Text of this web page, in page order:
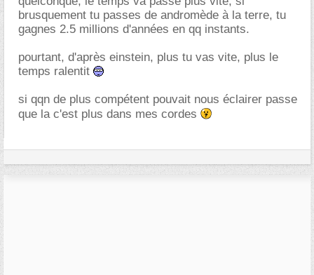
brusquement tu passes de andromède à la terre, tu
gagnes 2.5 millions d'années en qq instants.
pourtant, d'après einstein, plus tu vas vite, plus le
temps ralentit
si qqn de plus compétent pouvait nous éclairer passe
que la c'est plus dans mes cordes